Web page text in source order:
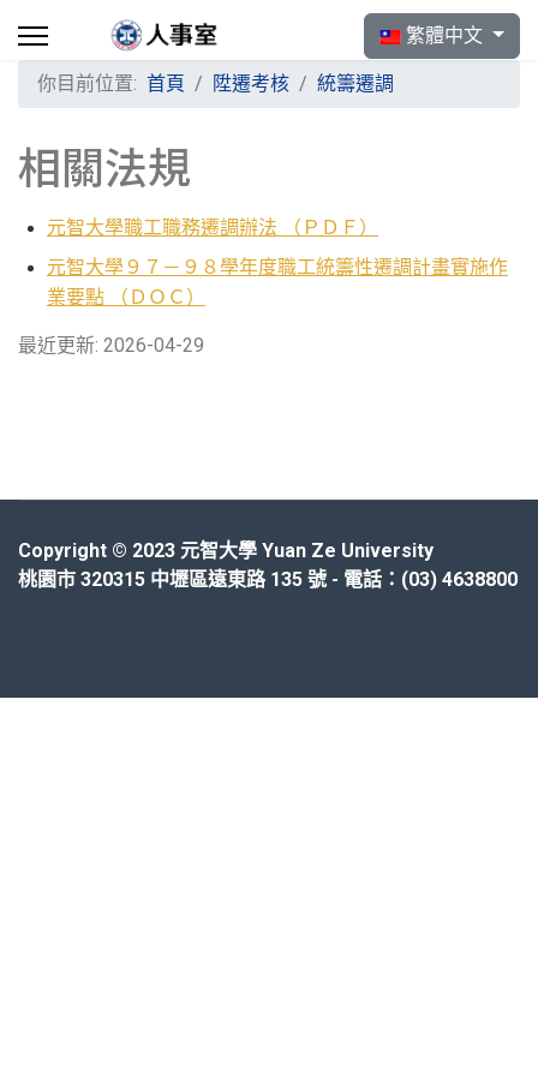
選擇你的語言
繁體中文
你目前位置: 首頁 陞遷考核 統籌遷調
相關法規
元智大學職工職務遷調辦法 （ＰＤＦ）
元智大學９７－９８學年度職工統籌性遷調計畫實施作
業要點 （ＤＯＣ）
最近更新: 2026-04-29
Copyright © 2023 元智大學 Yuan Ze University
桃園市 320315 中壢區遠東路 135 號 - 電話：(03) 4638800